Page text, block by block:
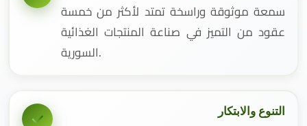
سمعة موثوقة وراسخة تمتد لأكثر من خمسة
عقود من التميز في صناعة المنتجات الغذائية
السورية.
التنوع والابتكار